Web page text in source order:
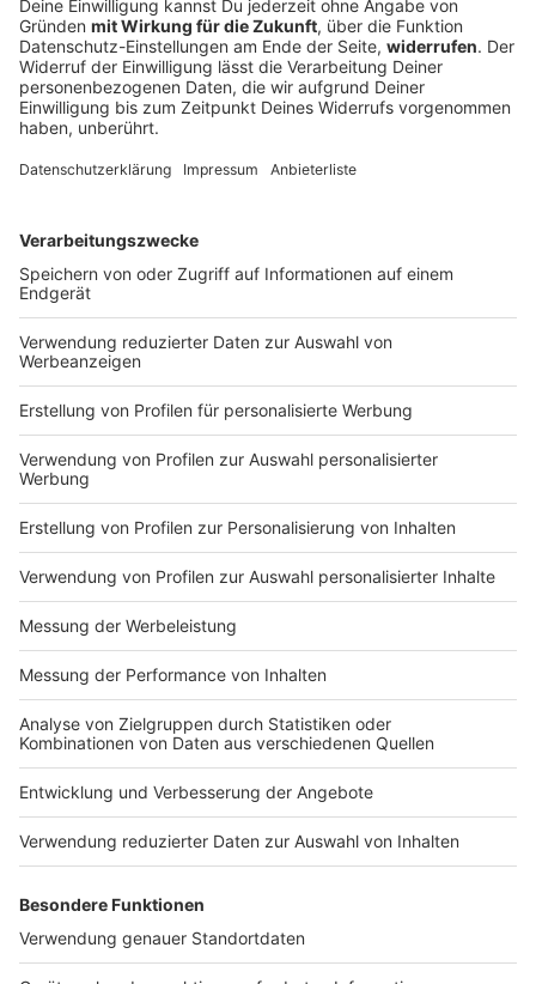
Verpuffung durch Campingkocher - Verletzte
bei Festival
Ein junger Mann will beim Taubertal-Festival mit
einem Campingkocher etwas zubereiten. Dabei tritt
Menschen werden verletzt.
DEINE GEMERKTEN ARTIKEL
Du hast dir noch keine Artikel gemerkt
Markiere sie hierfür mit einem
Impressum
Nutzungsbedingungen
Jobs
Presse
Werben
Archiv
ANTENNE BAYERN GROUP
Kontakt
Studio-Hotline
Verkehrs-Hotline
Newsletter